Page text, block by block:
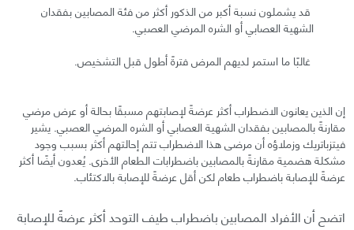
قد يشملون نسبة أكبر من الذكور أكثر من فئة المصابين بفقدان
الشهية العصابي أو الشره المرضي العصبي.
غالبًا ما استمر لديهم المرض فترةً أطول قبل التشخيص.
إن الذين يعانون الاضطراب أكثر عرضةً لإصابتهم مسبقًا بحالة أو عرض مرضي
مقارنةً بالمصابين بفقدان الشهية العصابي أو الشره المرضي العصبي. يشير
فيتزباتريك وزملاؤه أن مرضى هذا الاضطراب تتم إحالتهم أكثر بسبب وجود
مشكلة هضمية مقارنةً بالمصابين باضطرابات الطعام الأخرى. يُعدون أيضًا أكثر
عرضةً للإصابة باضطراب طعام لكن أقل عرضةً للإصابة بالاكتئاب.
اتضح أن الأفراد المصابين باضطراب طيف التوحد أكثر عرضةً للإصابة